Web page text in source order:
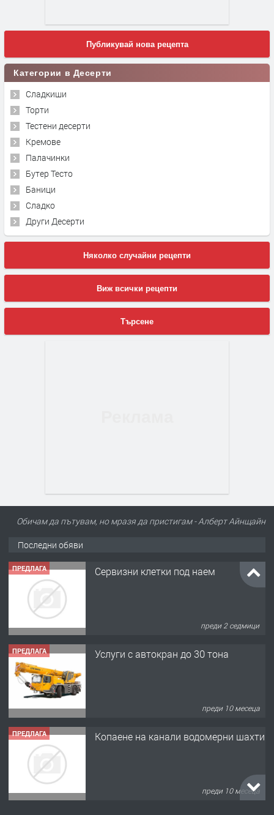
Публикувай нова рецепта
Категории в Десерти
Сладкиши
Торти
Тестени десерти
Кремове
Палачинки
Бутер Тесто
Баници
Сладко
Други Десерти
Няколко случайни рецепти
Виж всички рецепти
Търсене
Обичам да пътувам, но мразя да пристигам - Алберт Айнщайн
Последни обяви
ПРЕДЛАГА Сервизни клетки под наем
преди 2 седмици
ПРЕДЛАГА Услуги с автокран до 30 тона
преди 10 месеца
ПРЕДЛАГА Копаене на канали водомерни шахти
преди 10 месеца